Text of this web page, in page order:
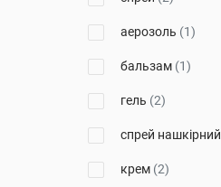
аерозоль (1)
бальзам (1)
гель (2)
спрей нашкірний
крем (2)